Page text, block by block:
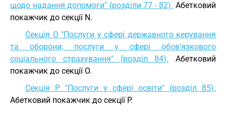
щодо надання допомоги" (розділи 77 - 82). Абетковий
покажчик до секції N.
Секція O "Послуги у сфері державного керування
та оборони; послуги у сфері обов'язкового
соціального страхування" (розділ 84). Абетковий
покажчик до секції O.
Секція P "Послуги у сфері освіти" (розділ 85).
Абетковий покажчик до секції P.